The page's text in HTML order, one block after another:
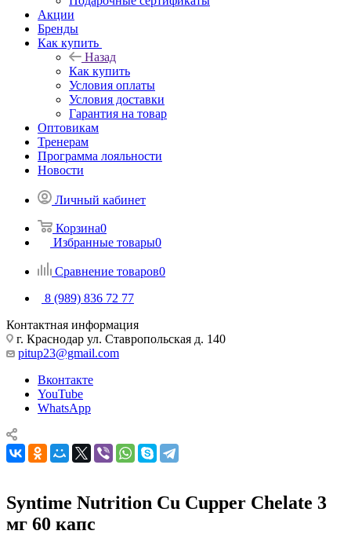
Акции
Бренды
Как купить
Назад
Как купить
Условия оплаты
Условия доставки
Гарантия на товар
Оптовикам
Тренерам
Программа лояльности
Новости
Личный кабинет
Корзина0
Избранные товары0
Сравнение товаров0
8 (989) 836 72 77
Контактная информация
г. Краснодар ул. Ставропольская д. 140
pitup23@gmail.com
Вконтакте
YouTube
WhatsApp
Syntime Nutrition Cu Cupper Chelate 3
мг 60 капс